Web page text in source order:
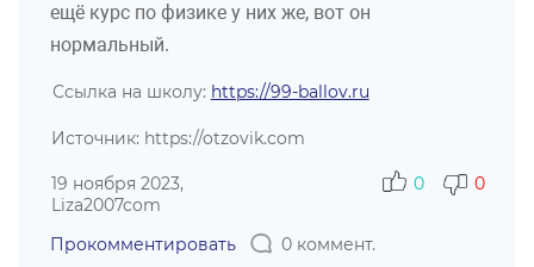
ещё курс по физике у них же, вот он
нормальный.
Ссылка на школу: https://99-ballov.ru
Источник: https://otzovik.com
19 ноября 2023,
Liza2007com
Прокомментировать
0 коммент.
0
0